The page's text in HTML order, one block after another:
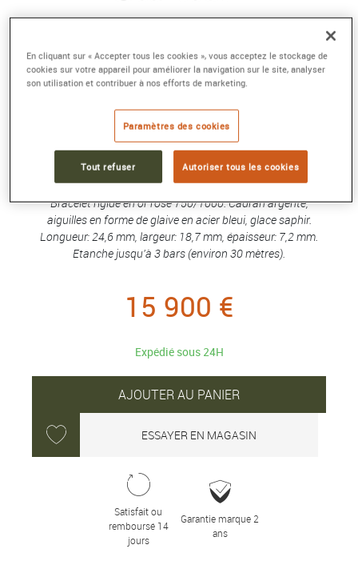
MONTRE BAIGNOIRE
Mini modèle, mouvement quartz, or rose
Collection :Baignoire
Montre Baignoire de Cartier, mini modèle, taille 16,
mouvement à quartz. Boîte en or rose 750/1000. Couronne
perlée en or rose 750/1000 ornée d'un saphir cabochon.
Bracelet rigide en or rose 750/1000. Cadran argenté,
aiguilles en forme de glaive en acier bleui, glace saphir.
Longueur: 24,6 mm, largeur: 18,7 mm, épaisseur: 7,2 mm.
Etanche jusqu'à 3 bars (environ 30 mètres).
15 900 €
Expédié sous 24H
AJOUTER AU PANIER
ESSAYER EN MAGASIN
Satisfait ou
remboursé 14
jours
Garantie marque 2
ans
En cliquant sur « Accepter tous les cookies », vous acceptez le stockage de
cookies sur votre appareil pour améliorer la navigation sur le site, analyser
son utilisation et contribuer à nos efforts de marketing.
Paramètres des cookies
Tout refuser Autoriser tous les cookies